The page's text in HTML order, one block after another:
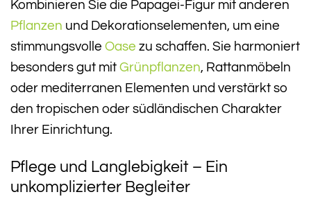
Kombinieren Sie die Papagei-Figur mit anderen
Pflanzen und Dekorationselementen, um eine
stimmungsvolle Oase zu schaffen. Sie harmoniert
besonders gut mit Grünpflanzen, Rattanmöbeln
oder mediterranen Elementen und verstärkt so
den tropischen oder südländischen Charakter
Ihrer Einrichtung.
Pflege und Langlebigkeit – Ein
unkomplizierter Begleiter